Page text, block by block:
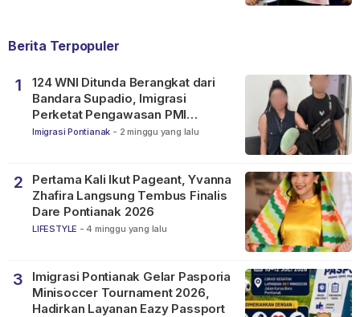
Berita Terpopuler
1
124 WNI Ditunda Berangkat dari
Bandara Supadio, Imigrasi
Perketat Pengawasan PMI
Nonprosedural
Imigrasi Pontianak - 2 minggu yang lalu
2
Pertama Kali Ikut Pageant, Yvanna
Zhafira Langsung Tembus Finalis
Dare Pontianak 2026
LIFESTYLE - 4 minggu yang lalu
3
Imigrasi Pontianak Gelar Pasporia
Minisoccer Tournament 2026,
Hadirkan Layanan Eazy Passport